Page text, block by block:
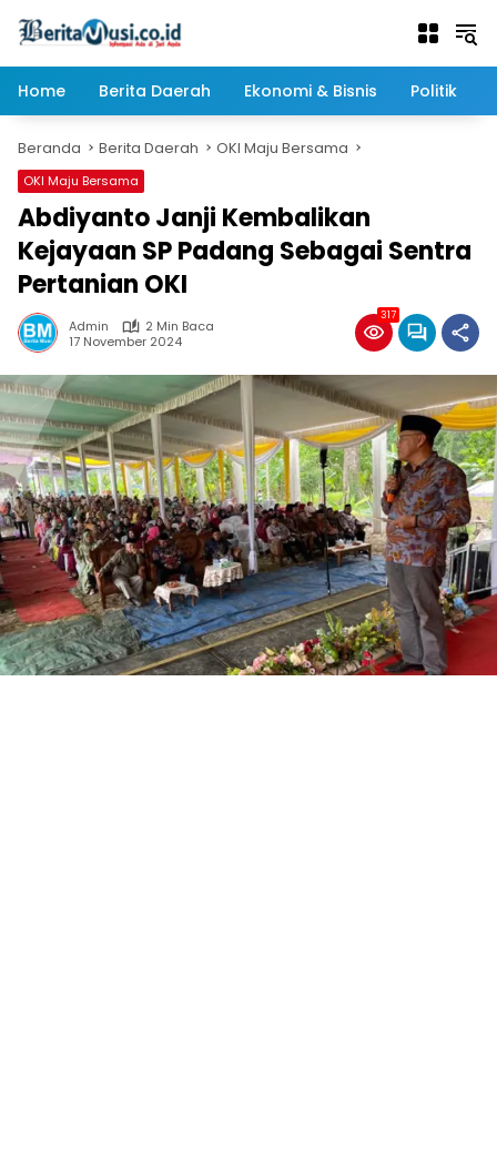
Home
Berita Daerah Ekonomi & Bisnis Politik
Beranda Berita Daerah OKI Maju Bersama
OKI Maju Bersama
Abdiyanto Janji Kembalikan
Kejayaan SP Padang Sebagai Sentra
Pertanian OKI
Admin
2 Min Baca
17 November 2024
317